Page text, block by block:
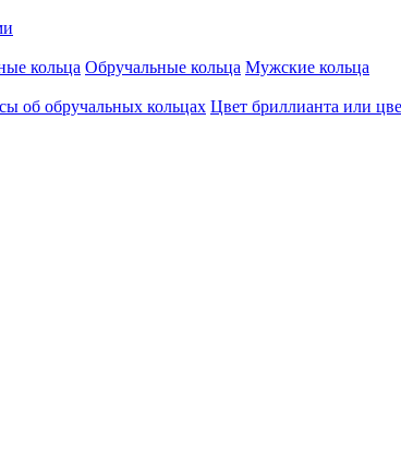
кольца Обручальные кольца Мужские кольца
об обручальных кольцах Цвет бриллианта или